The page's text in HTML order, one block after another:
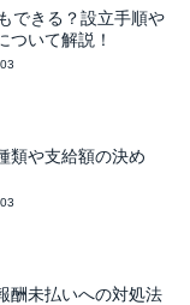
できる？設立手順や
ついて解説！
類や支給額の決め
酬未払いへの対処法